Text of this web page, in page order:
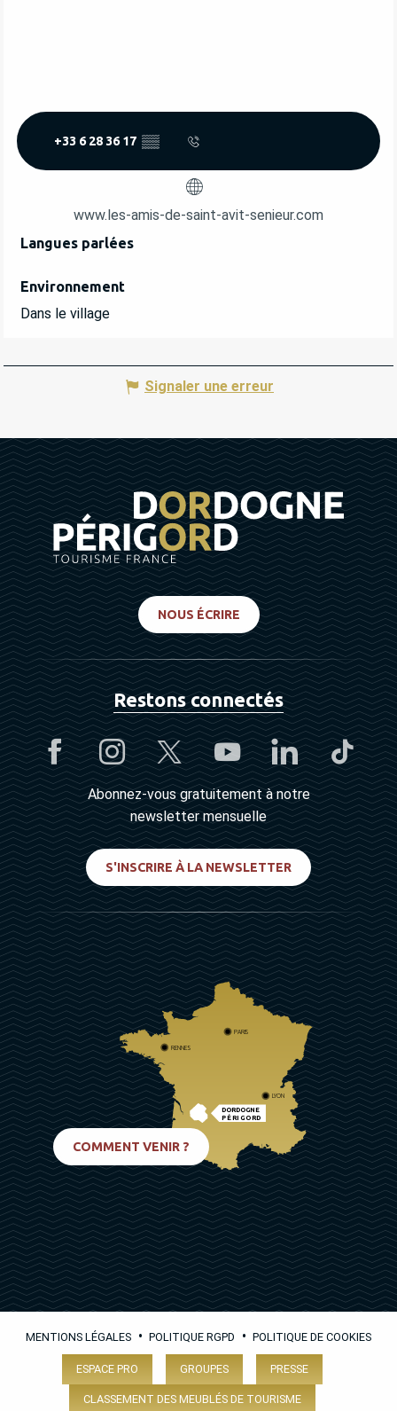
+33 6 28 36 17 ▒▒
www.les-amis-de-saint-avit-senieur.com
Langues parlées
Langues parlées
Environnement
Environnement
Dans le village
Signaler une erreur
NOUS ÉCRIRE
Restons connectés
Abonnez-vous gratuitement à notre
newsletter mensuelle
S'INSCRIRE À LA NEWSLETTER
DORDOGNE
PÉRIGORD
PARIS
RENNES
LYON
COMMENT VENIR ?
MENTIONS LÉGALES • POLITIQUE RGPD • POLITIQUE DE COOKIES
ESPACE PRO GROUPES PRESSE
CLASSEMENT DES MEUBLÉS DE TOURISME